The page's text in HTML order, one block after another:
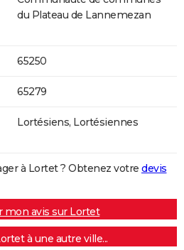
du Plateau de Lannemezan
65250
65279
Lortésiens, Lortésiennes
à Lortet ? Obtenez votre devis
mon avis sur Lortet
à une autre ville...